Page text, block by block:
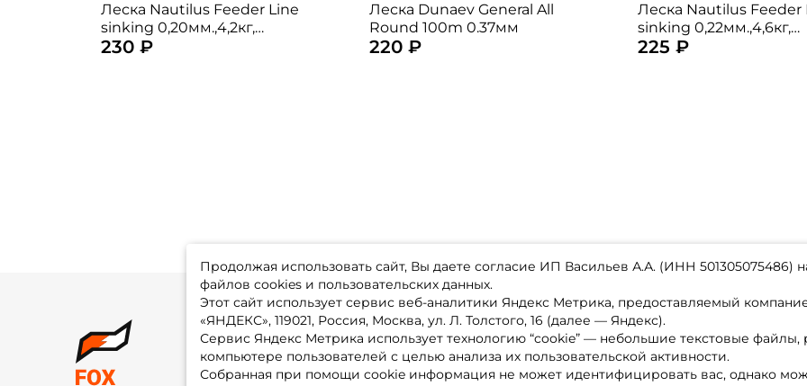
Леска Nautilus Feeder Line
sinking 0,20мм.,4,2кг,
150м.dark brown
230 ₽
Леска Dunaev General All
Round 100m 0.37мм
220 ₽
Леска Nautilus Feeder
sinking 0,22мм.,4,6кг,
150м.dark brown
225 ₽
Продолжая использовать сайт, Вы даете согласие ИП Васильев А.А. (ИНН 501305075486)
файлов cookies и пользовательских данных.
Этот сайт использует сервис веб-аналитики Яндекс Метрика, предоставляемый
«ЯНДЕКС», 119021, Россия, Москва, ул. Л. Толстого, 16 (далее — Яндекс).
Сервис Яндекс Метрика использует технологию “cookie” — небольшие текстовые
компьютере пользователей с целью анализа их пользовательской активности.
Собранная при помощи cookie информация не может идентифицировать вас, однако
О магазине
Доставка
Оплата
Fox-bonus
Каталог товаров
Акции
Новинки
Бренды